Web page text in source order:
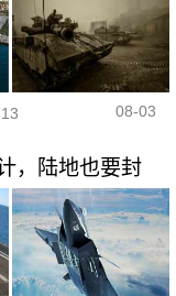
08-03
，陆地也要封